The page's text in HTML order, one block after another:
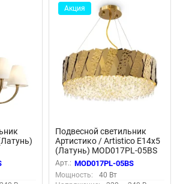
Акция
Подвесной светильник
Артистико / Artistico E14х5
(Латунь) MOD017PL-05BS
Арт.: MOD017PL-05BS
Мощность:
40 Вт